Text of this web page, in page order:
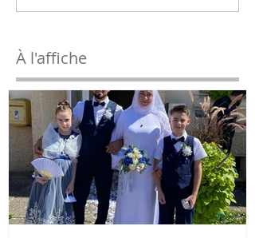
À l'affiche